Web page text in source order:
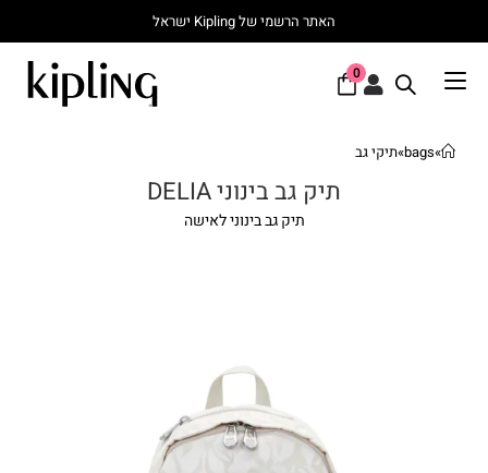
האתר הרשמי של Kipling ישראל
0
»
bags
»תיקי גב
תיק גב בינוני DELIA
תיק גב בינוני לאישה